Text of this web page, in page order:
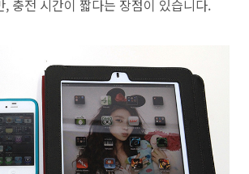
, 충전 시간이 짧다는 장점이 있습니다.